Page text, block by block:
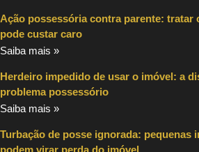
Ação possessória contra parente: tratar
pode custar caro
Saiba mais »
Herdeiro impedido de usar o imóvel: a
problema possessório
Saiba mais »
Turbação de posse ignorada: pequenas